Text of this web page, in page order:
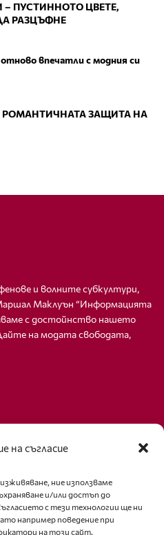
на съгласие
ние използваме
и/или достъп до
с тези технологии ще ни
например поведение при
на този сайт.
ПУСТИННОТО ЦВЕТЕ,
РАЗЦЪФНЕ
впечатли с модния си
РОМАНТИЧНАТА ЗАЩИТА НА
и волните субкултури,
Маклуън “Информацията
с достойнство нашето
на модата свободата,